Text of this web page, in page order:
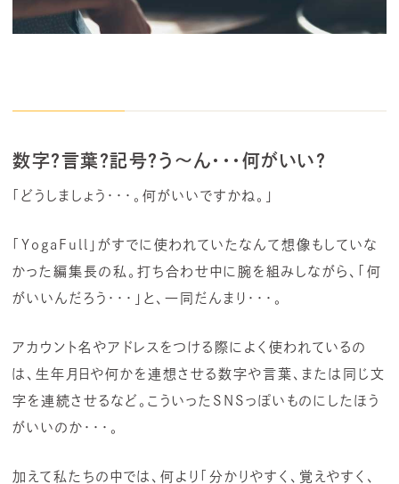
数字？言葉？記号？う～ん・・・何がいい？
「どうしましょう・・・。何がいいですかね。」
「YogaFull」がすでに使われていたなんて想像もしていな
かった編集長の私。打ち合わせ中に腕を組みしながら、「何
がいいんだろう・・・」と、一同だんまり・・・。
アカウント名やアドレスをつける際によく使われているの
は、生年月日や何かを連想させる数字や言葉、または同じ文
字を連続させるなど。こういったSNSっぽいものにしたほう
がいいのか・・・。
加えて私たちの中では、何より「分かりやすく、覚えやすく、